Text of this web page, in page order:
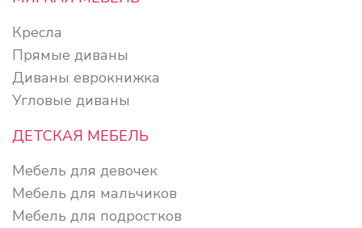
Кресла
Прямые диваны
Диваны еврокнижка
Угловые диваны
ДЕТСКАЯ МЕБЕЛЬ
Мебель для девочек
Мебель для мальчиков
Мебель для подростков